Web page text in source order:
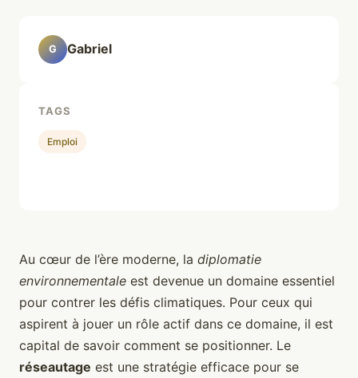
Au cœur de l’ère moderne, la diplomatie
environnementale est devenue un domaine essentiel
pour contrer les défis climatiques. Pour ceux qui
aspirent à jouer un rôle actif dans ce domaine, il est
capital de savoir comment se positionner. Le
réseautage est une stratégie efficace pour se
G Gabriel
TAGS
Emploi